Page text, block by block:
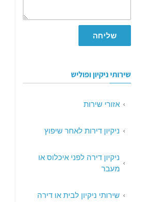
שליחה
שירותי ניקיון ופוליש
אזורי שירות
ניקיון דירות לאחר שיפוץ
ניקיון דירה לפני איכלוס או
מעבר
שירותי ניקיון לבית או דירה